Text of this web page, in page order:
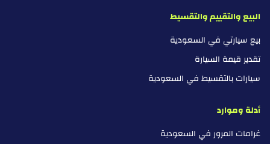
البيع والتقييم والتقسيط
بيع سيارتي في السعودية
تقدير قيمة السيارة
سيارات بالتقسيط في السعودية
أدلة وموارد
غرامات المرور في السعودية